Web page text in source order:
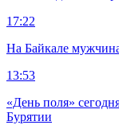
17:22
На Байкале
13:53
«День поля»
Бурятии